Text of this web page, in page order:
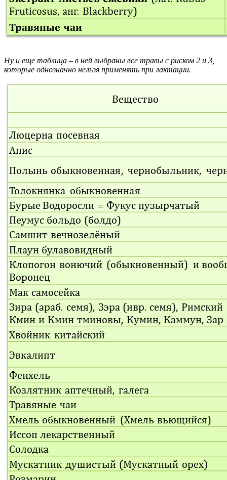
Ну и еще таблица – в ней выбраны все травы с риском 2 и 3,
которые однозначно нельзя применять при лактации.